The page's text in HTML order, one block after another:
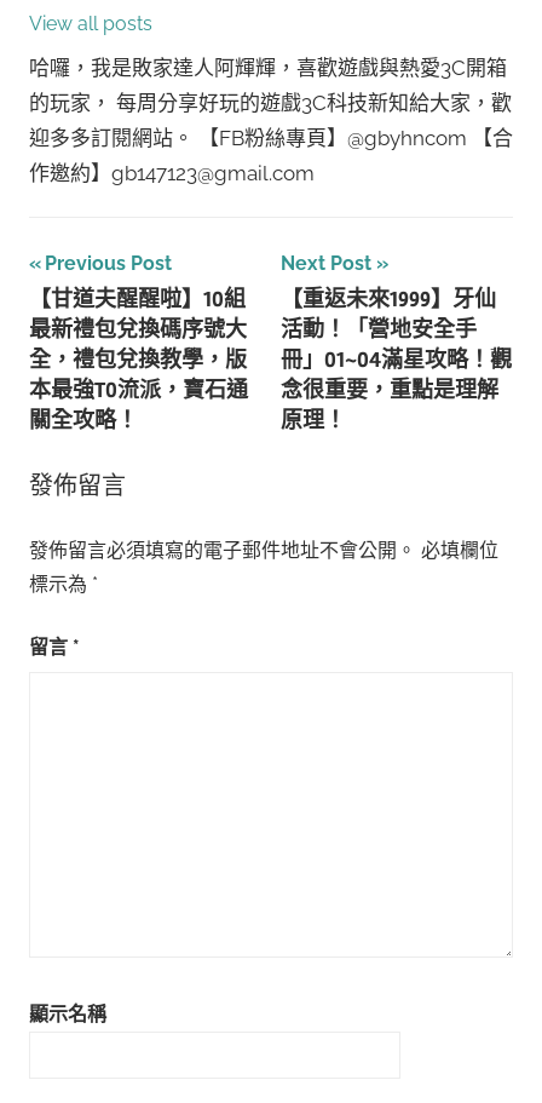
View all posts
哈囉，我是敗家達人阿輝輝，喜歡遊戲與熱愛3C開箱
的玩家， 每周分享好玩的遊戲3C科技新知給大家，歡
迎多多訂閱網站。 【FB粉絲專頁】@gbyhncom 【合
作邀約】gb147123@gmail.com
文
章
導
覽
Previous Post
【甘道夫醒醒啦】10組
最新禮包兌換碼序號大
全，禮包兌換教學，版
本最強T0流派，寶石通
關全攻略！
Next Post
【重返未來1999】牙仙
活動！「營地安全手
冊」01~04滿星攻略！觀
念很重要，重點是理解
原理！
發佈留言
發佈留言必須填寫的電子郵件地址不會公開。 必填欄位
標示為 *
留言 *
顯示名稱